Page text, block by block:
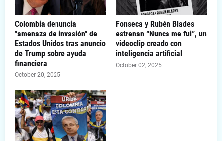
Colombia denuncia
"amenaza de invasión" de
Estados Unidos tras anuncio
de Trump sobre ayuda
financiera
October 20, 2025
Fonseca y Rubén Blades
estrenan “Nunca me fui”, un
videoclip creado con
inteligencia artificial
October 02, 2025